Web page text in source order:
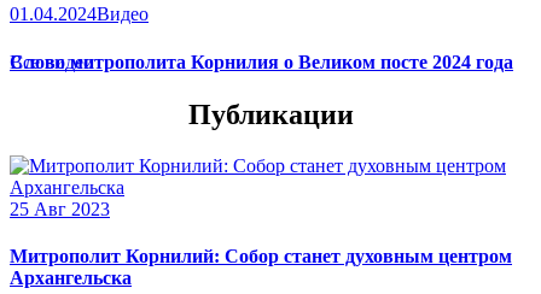
01.04.2024Видео
Слово митрополита Корнилия о Великом посте 2024 года
Все видео
Публикации
25 Авг 2023
Митрополит Корнилий: Собор станет духовным центром
Архангельска